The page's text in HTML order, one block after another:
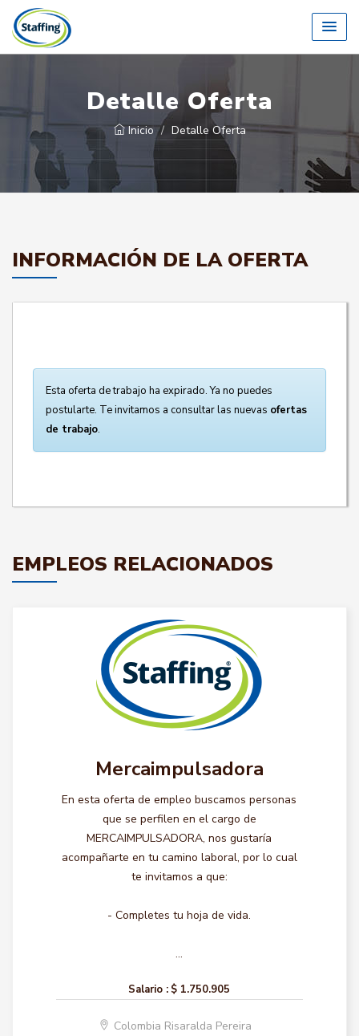
Detalle Oferta
Inicio Detalle Oferta
INFORMACIÓN DE LA OFERTA
Esta oferta de trabajo ha expirado. Ya no puedes
postularte. Te invitamos a consultar las nuevas ofertas
de trabajo.
EMPLEOS RELACIONADOS
Mercaimpulsadora
En esta oferta de empleo buscamos personas
que se perfilen en el cargo de
MERCAIMPULSADORA, nos gustaría
acompañarte en tu camino laboral, por lo cual
te invitamos a que:
- Completes tu hoja de vida.
...
Salario : $ 1.750.905
Colombia Risaralda Pereira